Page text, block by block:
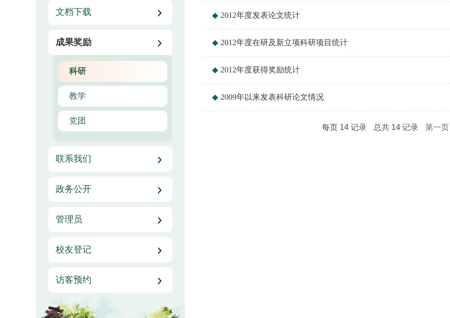
2012年度发表论文统计
2012年度在研及新立项科研项目统计
2012年度获得奖励统计
2009年以来发表科研论文情况
每页 14 记录 总共 14 记录 第一页
文档下载
成果奖励
科研
教学
党团
联系我们
政务公开
管理员
校友登记
访客预约